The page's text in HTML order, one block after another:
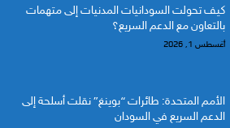
كيف تحولت السودانيات المدنيات إلى متهمات
بالتعاون مع الدعم السريع؟
أغسطس 1, 2026
الأمم المتحدة: طائرات “بوينغ” نقلت أسلحة إلى
الدعم السريع في السودان